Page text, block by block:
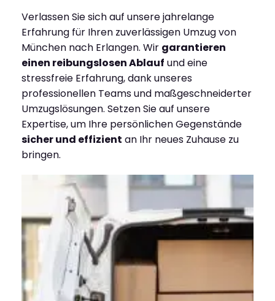
Verlassen Sie sich auf unsere jahrelange
Erfahrung für Ihren zuverlässigen Umzug von
München nach Erlangen. Wir garantieren
einen reibungslosen Ablauf und eine
stressfreie Erfahrung, dank unseres
professionellen Teams und maßgeschneiderter
Umzugslösungen. Setzen Sie auf unsere
Expertise, um Ihre persönlichen Gegenstände
sicher und effizient an Ihr neues Zuhause zu
bringen.